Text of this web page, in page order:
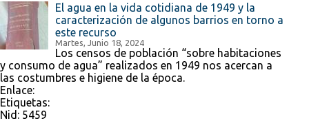
El agua en la vida cotidiana de 1949 y la
caracterización de algunos barrios en torno a
este recurso
Martes, Junio 18, 2024
Los censos de población “sobre habitaciones
y consumo de agua” realizados en 1949 nos acercan a
las costumbres e higiene de la época.
Enlace:
Etiquetas:
Nid: 5459